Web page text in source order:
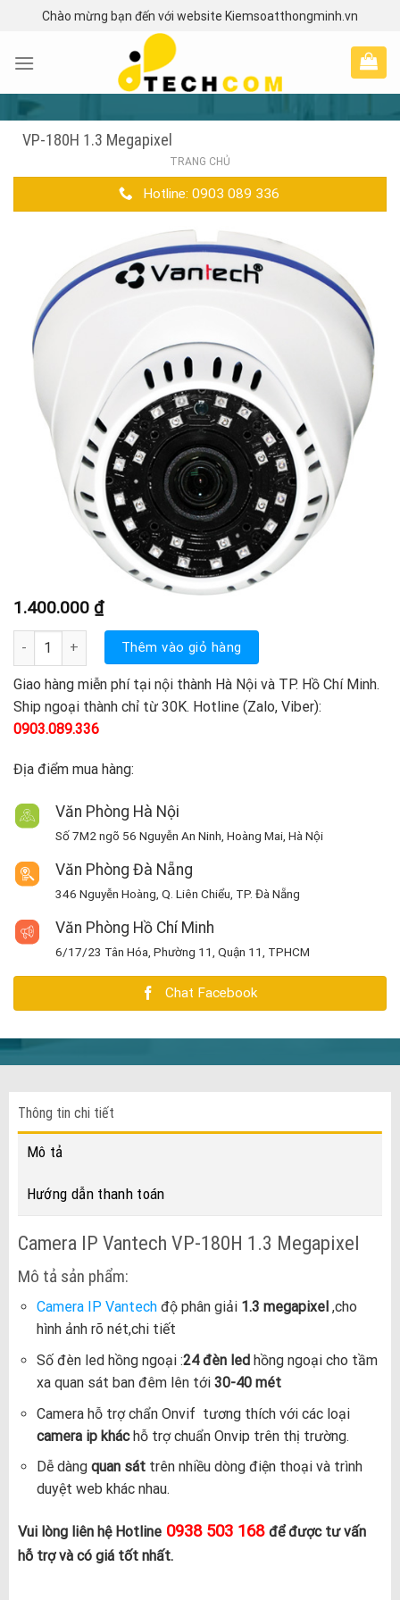
content
Chào mừng bạn đến với website Kiemsoatthongminh.vn
VP-180H 1.3 Megapixel
TRANG CHỦ
Hotline: 0903 089 336
1.400.000 ₫
VP-180H 1.3 Megapixel số lượng
Thêm vào giỏ hàng
Giao hàng miễn phí tại nội thành Hà Nội và TP. Hồ Chí Minh.
Ship ngoại thành chỉ từ 30K. Hotline (Zalo, Viber):
0903.089.336
Địa điểm mua hàng:
Văn Phòng Hà Nội
Số 7M2 ngõ 56 Nguyễn An Ninh, Hoàng Mai, Hà Nội
Văn Phòng Đà Nẵng
346 Nguyễn Hoàng, Q. Liên Chiểu, TP. Đà Nẵng
Văn Phòng Hồ Chí Minh
6/17/23 Tân Hóa, Phường 11, Quận 11, TPHCM
Chat Facebook
Thông tin chi tiết
Mô tả
Hướng dẫn thanh toán
Camera IP Vantech VP-180H 1.3 Megapixel
Mô tả sản phẩm:
Camera IP Vantechđộ phân giải 1.3 megapixel ,cho
hình ảnh rõ nét,chi tiết
Số đèn led hồng ngoại :24 đèn ledhồng ngoại cho tầm
xa quan sát ban đêm lên tới 30-40 mét
Camera hỗ trợ chẩn Onvif tương thích với các loại
camera ip kháchỗ trợ chuẩn Onvip trên thị trường.
Dễ dàngquan sáttrên nhiều dòng điện thoại và trình
duyệt web khác nhau.
Vui lòng liên hệ Hotline0938 503 168 để được tư vấn
hỗ trợ và có giá tốt nhất.